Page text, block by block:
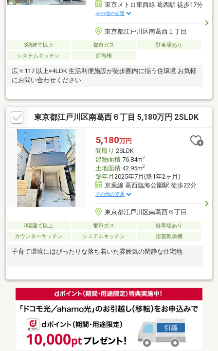
東京メトロ東西線 葛西駅 徒歩17分
その他の交通
東京都江戸川区南葛西１丁目
3階建て以上 都市ガス
駐車場あり
システムキッチン
所有権
広々117 以上×4LDK 生活利便施設が徒歩圏内に揃う住環境 お気軽
にお問い合わせください
東京都江戸川区南葛西６丁目 5,180万円 2SLDK
5,180万円
間取り 2SLDK
建物面積76.84m2
土地面積42.95m2
築年月 2025年7月(築1年2ヶ月)
京葉線 葛西臨海公園駅 徒歩22分
その他の交通
東京都江戸川区南葛西６丁目
3階建て以上 都市ガス
駐車場あり
カウンターキッチン
システムキッチン 浴室乾燥機
子育て環境にはぴったりな落ち着いた雰囲気の閑静な住宅地